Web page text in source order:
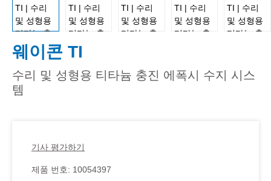
웨이콘 TI
수리 및 성형용 티타늄 충진 에폭시 수지 시스
템
기사 평가하기
제품 번호: 10054397